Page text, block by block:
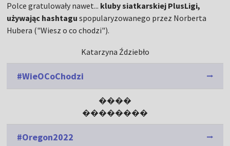
Polce gratulowały nawet... kluby siatkarskiej PlusLigi,
używając hashtaguspopularyzowanego przez Norberta
Hubera ("Wiesz o co chodzi").
Katarzyna Ździebło
#WieOCoChodzi
����
��������
#Oregon2022